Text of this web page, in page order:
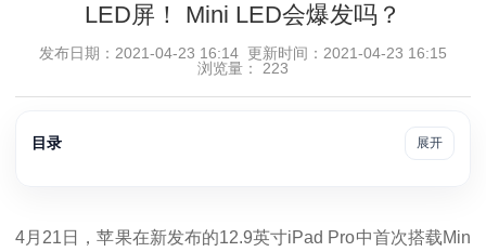
LED屏！ Mini LED会爆发吗？
发布日期：2021-04-23 16:14 更新时间：2021-04-23 16:15
浏览量： 223
目录 展开
4月21日，苹果在新发布的12.9英寸iPad Pro中首次搭载Min